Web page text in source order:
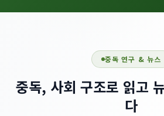
중독 연구 & 뉴스
중독, 사회 구조로 읽고
다